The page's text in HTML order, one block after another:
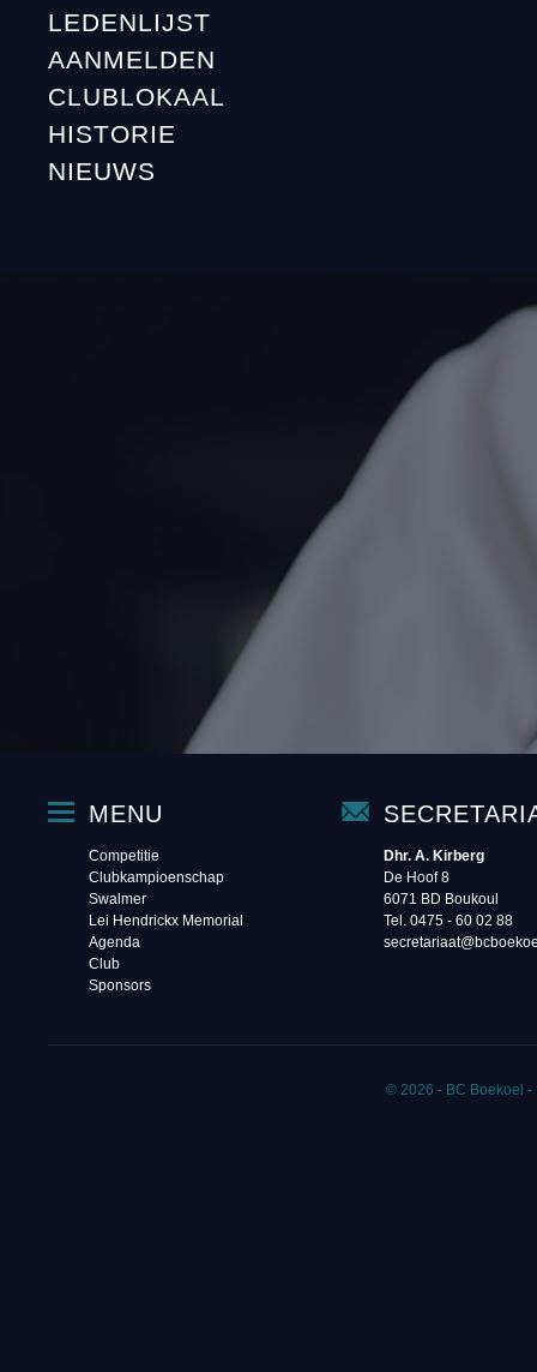
LEDENLIJST
AANMELDEN
CLUBLOKAAL
HISTORIE
NIEUWS
MENU
Competitie
Clubkampioenschap
Swalmer
Lei Hendrickx Memorial
Agenda
Club
Sponsors
Dhr. A. Kirberg
De Hoof 8
6071 BD Boukoul
Tel. 0475 - 60 02 88‬
© 2026 - BC Boekoel